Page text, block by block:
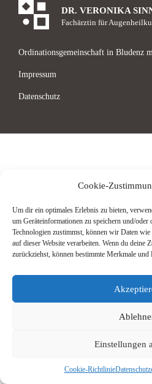
Cookie-
Um dir ein optimales Erlebnis zu bieten,
um Geräteinformationen zu speichern und/oder
Technologien zustimmst, können wir Daten
auf dieser Website verarbeiten. Wenn du deine
zurückziehst, können bestimmte Merkmale
Einstellungen
Cookie-Richtlinie
DR. VERONIKA
Fachärztin für
Ordinationsgemeinschaft in Bludenz
Impressum
Datenschutz